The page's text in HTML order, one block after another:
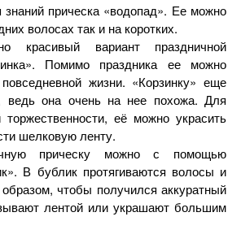
прическа «водопад». Ее можно
волосах так и на коротких.
красивый вариант праздничной
Помимо праздника ее можно
жизни. «Корзинку» еще
ведь она очень на нее похожа. Для
её можно украсить
шелковую ленту.
прическу можно с помощью
В бублик протягиваются волосы и
чтобы получился аккуратный
лентой или украшают большим